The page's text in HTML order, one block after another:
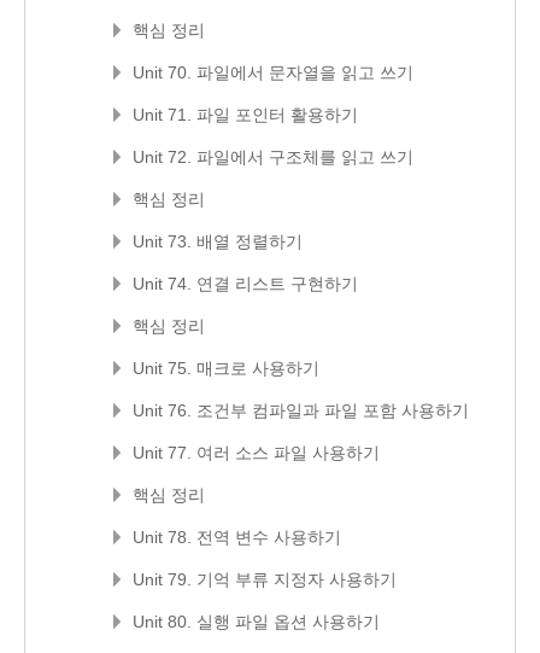
핵심 정리
Unit 70. 파일에서 문자열을 읽고 쓰기
Unit 71. 파일 포인터 활용하기
Unit 72. 파일에서 구조체를 읽고 쓰기
핵심 정리
Unit 73. 배열 정렬하기
Unit 74. 연결 리스트 구현하기
핵심 정리
Unit 75. 매크로 사용하기
Unit 76. 조건부 컴파일과 파일 포함 사용하기
Unit 77. 여러 소스 파일 사용하기
핵심 정리
Unit 78. 전역 변수 사용하기
Unit 79. 기억 부류 지정자 사용하기
Unit 80. 실행 파일 옵션 사용하기